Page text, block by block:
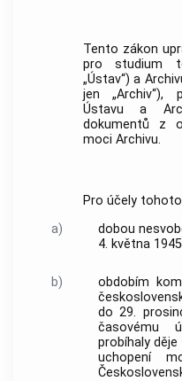
Tento zákon
pro studium
„Ústav“) a
jen „Archiv“),
Ústavu a
dokumentů z
moci Archivu.
Pro účely
a)
dobou
4. května 1945
b) obdobím
do 29.
časovému
probíhaly
uchopení